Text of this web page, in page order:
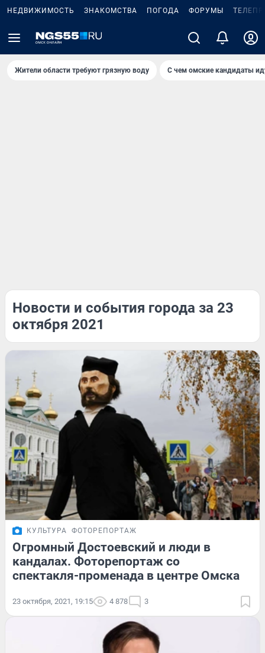
НЕДВИЖИМОСТЬ ЗНАКОМСТВА ПОГОДА ФОРУМЫ
Жители области требуют грязную воду С чем омские кандидаты
Новости и события города за 23
октября 2021
КУЛЬТУРА ФОТОРЕПОРТАЖ
Огромный Достоевский и люди в
кандалах. Фоторепортаж со
спектакля-променада в центре Омска
23 октября, 2021, 19:15 4 878 3